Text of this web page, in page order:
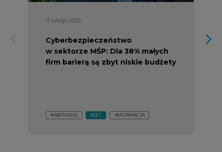
arrow_forward_ios
11 lutego 2026
Cyberbezpieczeństwo
w sektorze MŚP: Dla 38% małych
firm barierą są zbyt niskie budżety
#ANTIVIRUS ESET INFORMACJA
arrow_forward_ios